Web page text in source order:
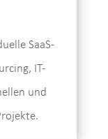
SaaS-
IT-
und